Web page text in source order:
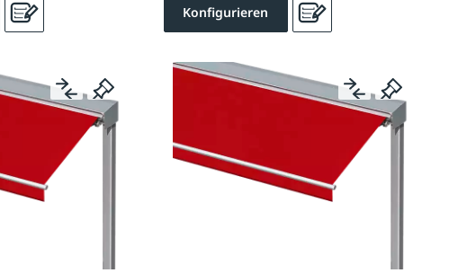
Konfigurieren